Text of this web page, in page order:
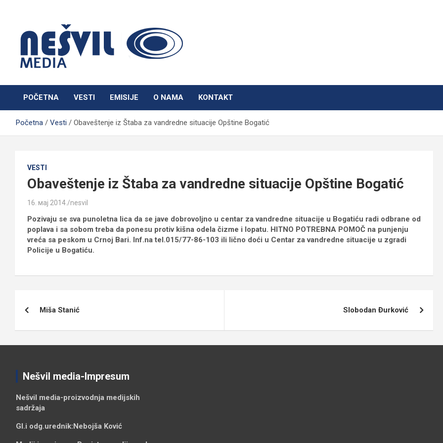
Nešvil Media Bogatić
POČETNA VESTI EMISIJE O NAMA KONTAKT
Početna Vesti Obaveštenje iz Štaba za vandredne situacije Opštine Bogatić
VESTI
Obaveštenje iz Štaba za vandredne situacije Opštine Bogatić
16. мај 2014. nesvil
Pozivaju se sva punoletna lica da se jave dobrovoljno u centar za vandredne situacije u Bogatiću radi odbrane od
poplava i sa sobom treba da ponesu protiv kišna odela čizme i lopatu. HITNO POTREBNA POMOČ na punjenju
vreća sa peskom u Crnoj Bari. Inf.na tel.015/77-86-103 ili lično doći u Centar za vandredne situacije u zgradi
Policije u Bogatiću.
Miša Stanić Slobodan Đurković
Nešvil media-Impresum
Nešvil media-proizvodnja medijskih
sadržaja
Gl.i odg.urednik:Nebojša Ković